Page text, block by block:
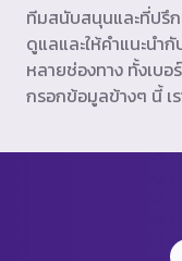
ทีมสนับสนุนและที่ปรึก
ดูแลและให้คำแนะน
หลายช่องทาง ทั้งเบอ
กรอกข้อมูลข้างๆ นี้